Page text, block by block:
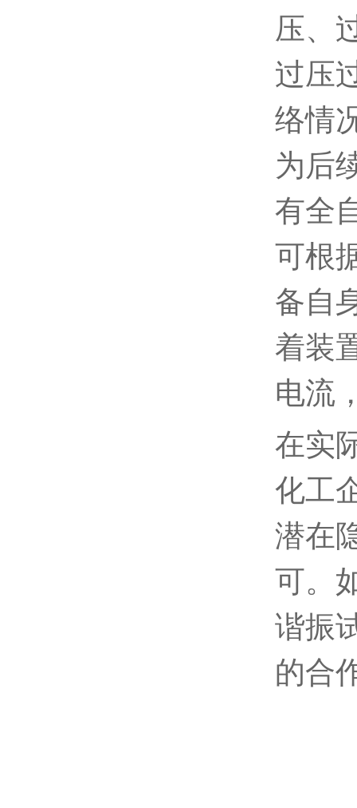
压、
过压
络情
为后
有全
可根
备自
着装
电流
在实
化工
潜在
可。
谐振
的合